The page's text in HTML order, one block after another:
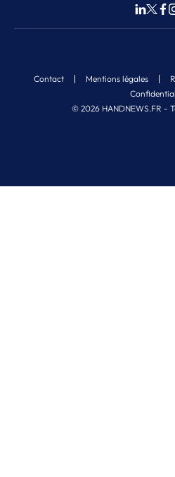
© 2026 HANDNEWS.FR -
Contact Mentions légales